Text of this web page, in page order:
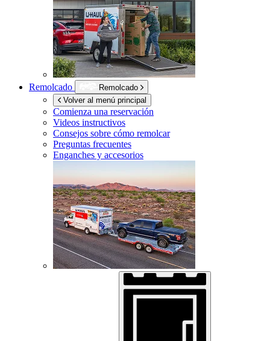
Remolcado
Remolcado
Volver al menú principal
Comienza una reservación
Videos instructivos
Consejos sobre cómo remolcar
Preguntas frecuentes
Enganches y accesorios